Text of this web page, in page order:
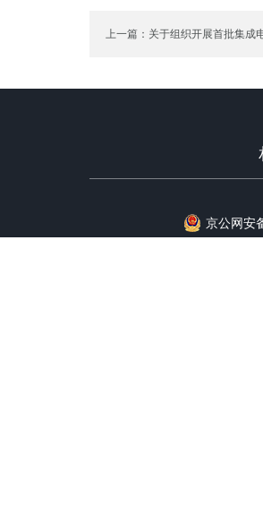
上一篇：关于组织开展首批集成
京公网安